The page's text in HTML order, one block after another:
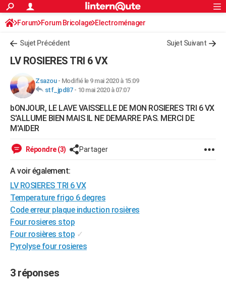
ACTUALITÉS
Politique
Société
Faits Divers
Education
Monde
Villes
+
Retraite
Impôts
Epargne
Immobilier
Risques naturels par ville
Banque
Assurance
Crédit
AUTO
Essais
Réserver un essai
Citadines
Berlines
SUV
Forum auto
+HIGH-TECH
Mobiles
Meilleur smartphone
Internet
Ordinateurs
Jeux vidéo
Guide high-tech
+
Forum
Aménagement intérieur
Extérieur
Cuisine
Salle de bains
Jardinage
Rangement
WEEK-END
Guides de France
Escapades
Patrimoine
Expositions
Musées
Week-end nature
+LIFESTYLE
Art de vivre
Bien-être
Loisirs
Mode
Modes de vie
SANTE
Alimentation
Guide de la santé
Maladies
Médicaments
Sommeil
VOYAGE
Destinations
City break
Voyage nature
Voyage de noces
Forum
Climat
+PHOTO
BONS PLANS
S'inscrire
Connexion
Forum Forum Bricolage Electroménager
Sujet Précédent Sujet Suivant
LV ROSIERES TRI 6 VX
Zsazou- Modifié le 9 mai 2020 à 15:09
stf_jpd87- 10 mai 2020 à 07:07
bONJOUR, LE LAVE VAISSELLE DE MON ROSIERES TRI 6 VX
S'ALLUME BIEN MAIS IL NE DEMARRE PAS. MERCI DE
M'AIDER
Répondre (3) Partager
A voir également:
LV ROSIERES TRI 6 VX
Temperature frigo 6 degres
Code erreur plaque induction rosières
Four rosieres stop
Four rosières stop ✓
Pyrolyse four rosieres
3 réponses